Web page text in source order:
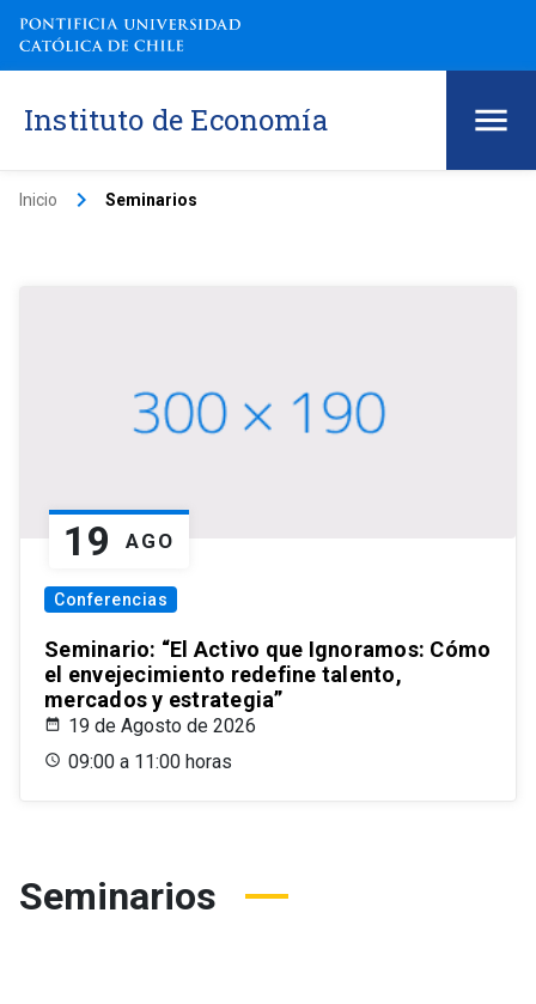
Instituto de Economía
Inicio keyboard_arrow_right Seminarios
19 AGO
Conferencias
Seminario: “El Activo que Ignoramos: Cómo
el envejecimiento redefine talento,
mercados y estrategia”
19 de Agosto de 2026
09:00 a 11:00 horas
Seminarios